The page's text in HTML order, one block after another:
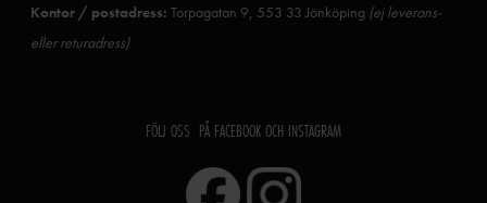
Kontor / postadress: Torpagatan 9, 553 33 Jönköping (ej leverans-
eller returadress)
FÖLJ OSS PÅ FACEBOOK OCH INSTAGRAM